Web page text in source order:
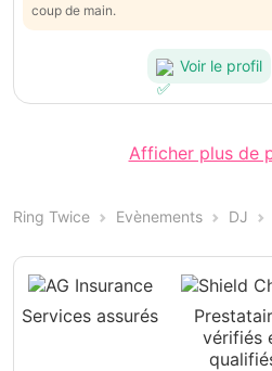
coup de main.
Voir le profil
Afficher plus de
Ring Twice Evènements DJ
Services assurés
vérifiés